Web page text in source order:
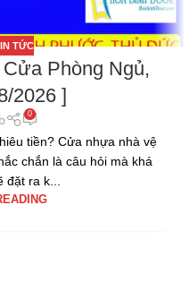
TỨC
Phòng Ngủ,
2026 ]
0
tiền? Cửa nhựa nhà vệ
chắn là câu hỏi mà khá
ra k...